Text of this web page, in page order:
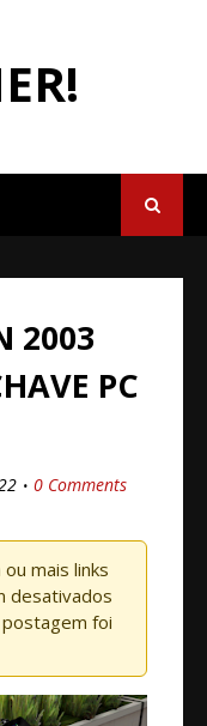
2003
PC
0 Comments
ou mais links
desativados
foi